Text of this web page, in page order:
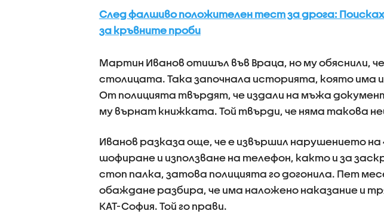
След фалшиво положителен тест за дрога:
за кръвните проби
Мартин Иванов отишъл във Враца, но му обяснили,
столицата. Така започнала историята, която има
От полицията твърдят, че издали на мъжа
му върнат книжката. Той твърди, че няма такова
Иванов разказа още, че е извършил нарушението на
шофиране и използване на телефон, както и за
стоп палка, затова полицията го догонила. Пет
обаждане разбира, че има наложено наказание и
КАТ-София. Той го прави.